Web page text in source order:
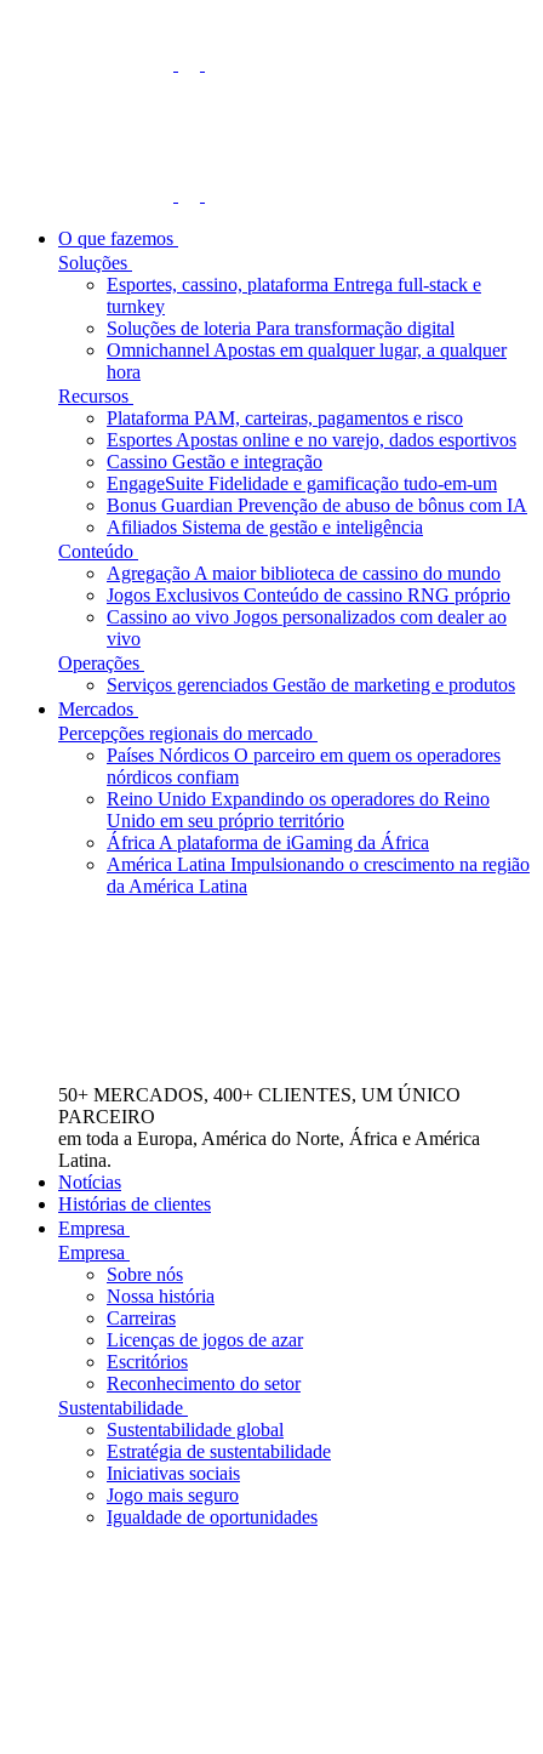
O que fazemos
Soluções
Esportes, cassino, plataforma Entrega full-stack e
turnkey
Soluções de loteria Para transformação digital
Omnichannel Apostas em qualquer lugar, a qualquer
hora
Recursos
Plataforma PAM, carteiras, pagamentos e risco
Esportes Apostas online e no varejo, dados esportivos
Cassino Gestão e integração
EngageSuite Fidelidade e gamificação tudo-em-um
Bonus Guardian Prevenção de abuso de bônus com IA
Afiliados Sistema de gestão e inteligência
Conteúdo
Agregação A maior biblioteca de cassino do mundo
Jogos Exclusivos Conteúdo de cassino RNG próprio
Cassino ao vivo Jogos personalizados com dealer ao
vivo
Operações
Serviços gerenciados Gestão de marketing e produtos
Mercados
Percepções regionais do mercado
Países Nórdicos O parceiro em quem os operadores
nórdicos confiam
Reino Unido Expandindo os operadores do Reino
Unido em seu próprio território
África A plataforma de iGaming da África
América Latina Impulsionando o crescimento na região
da América Latina
50+ MERCADOS, 400+ CLIENTES, UM ÚNICO
PARCEIRO
em toda a Europa, América do Norte, África e América
Latina.
Notícias
Histórias de clientes
Empresa
Empresa
Sobre nós
Nossa história
Carreiras
Licenças de jogos de azar
Escritórios
Reconhecimento do setor
Sustentabilidade
Sustentabilidade global
Estratégia de sustentabilidade
Iniciativas sociais
Jogo mais seguro
Igualdade de oportunidades